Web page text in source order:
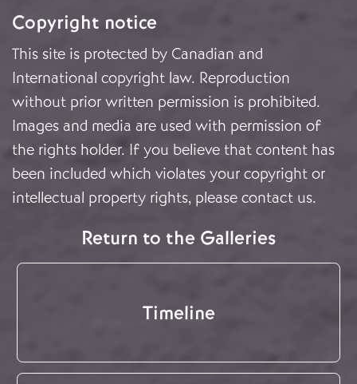
Copyright notice
This site is protected by Canadian and
International copyright law. Reproduction
without prior written permission is prohibited.
Images and media are used with permission of
the rights holder. If you believe that content has
been included which violates your copyright or
intellectual property rights, please contact us.
Return to the Galleries
Timeline